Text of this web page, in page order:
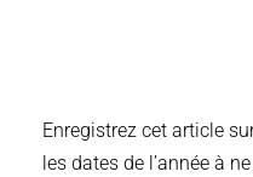
Enregistrez cet article
les dates de l’année à